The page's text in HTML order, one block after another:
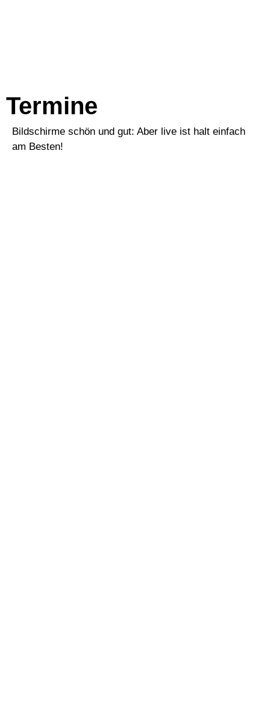
Termine
Bildschirme schön und gut: Aber live ist halt einfach
am Besten!